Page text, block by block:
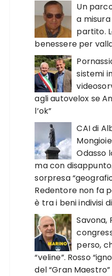
Un
a misura
partito.
benessere per
sistemi
agli autovelox se
l’ok”
CAI di
Odasso
ma con
sorpresa
Redentore non fa
è tra i beni indivisi
Savona,
perso,
“veline”. Rosso
del “Gran